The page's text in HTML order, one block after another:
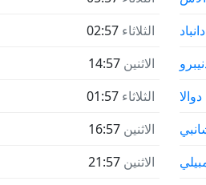
الثلاثاء 02:57
الاثنين 14:57
الثلاثاء 01:57
الاثنين 16:57
الاثنين 21:57
دانباد
دوالا